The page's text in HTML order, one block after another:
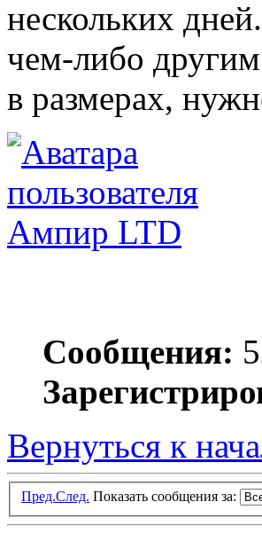
нескольких
чем-либо
в размерах,
Ампир LTD
Сообщения:
Вернуться к
Пред.След. Показать сообщения за: